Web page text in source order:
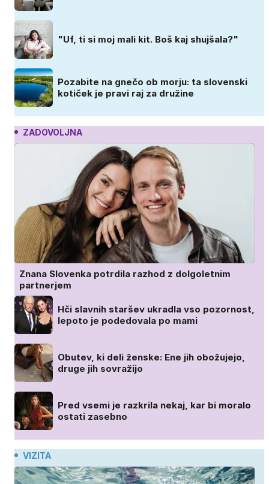
"Uf, ti si moj mali kit. Boš kaj shujšala?"
Pozabite na gnečo ob morju: ta slovenski
kotiček je pravi raj za družine
ZADOVOLJNA
Znana Slovenka potrdila razhod z dolgoletnim
partnerjem
Hči slavnih staršev ukradla vso pozornost,
lepoto je podedovala po mami
Obutev, ki deli ženske: Ene jih obožujejo,
druge jih sovražijo
Pred vsemi je razkrila nekaj, kar bi moralo
ostati zasebno
VIZITA